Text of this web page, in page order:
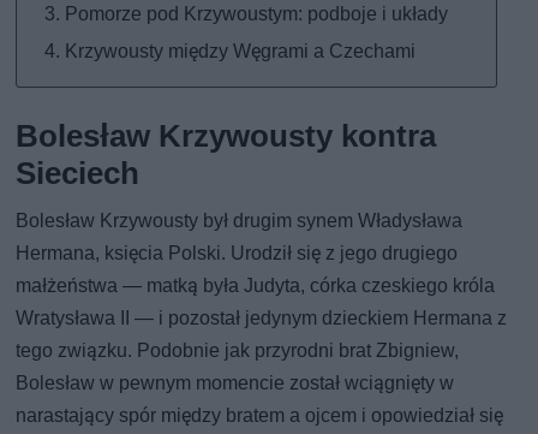
Pomorze pod Krzywoustym: podboje i układy
Krzywousty między Węgrami a Czechami
Bolesław Krzywousty kontra
Sieciech
Bolesław Krzywousty był drugim synem Władysława
Hermana, księcia Polski. Urodził się z jego drugiego
małżeństwa — matką była Judyta, córka czeskiego króla
Wratysława II — i pozostał jedynym dzieckiem Hermana z
tego związku. Podobnie jak przyrodni brat Zbigniew,
Bolesław w pewnym momencie został wciągnięty w
narastający spór między bratem a ojcem i opowiedział się